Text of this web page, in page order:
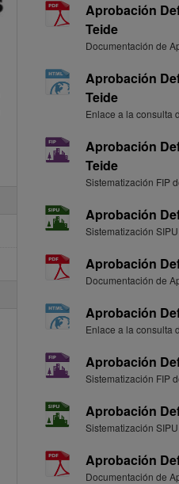
Aprobación
Teide
Documentación de
Aprobación
Teide
Enlace a la consulta
Aprobación
Teide
Sistematización FIP
Aprobación
Sistematización
Aprobación
Documentación de
Aprobación
Enlace a la consulta
Aprobación
Sistematización FIP
Aprobación
Sistematización
Aprobación
Documentación de